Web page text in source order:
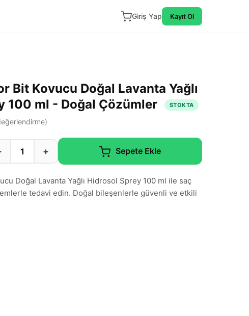
Giriş Yap Kayıt Ol
Bit Kovucu Doğal Lavanta Yağlı
100 ml - Doğal Çözümler
STOKTA
+ Sepete Ekle
Doğal Lavanta Yağlı Hidrosol Sprey 100 ml ile saç
tedavi edin. Doğal bileşenlerle güvenli ve etkili